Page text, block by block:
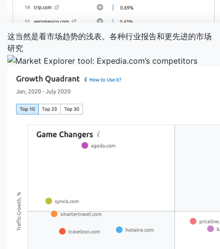
这当然是看市场趋势的浅表。各种行业报告和更先进的市场
研究